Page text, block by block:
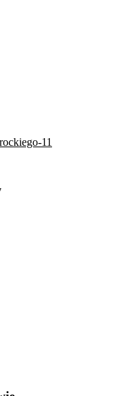
11